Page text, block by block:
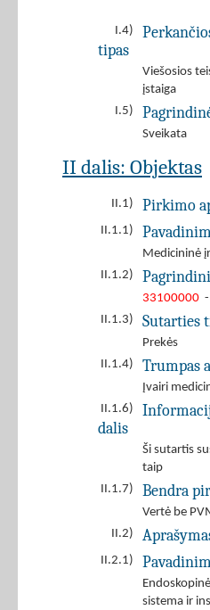
I.4)
tipas
Viešosios
įstaiga
I.5)
Sveikata
II dalis: Objektas
II.1) Pirkimo
II.1.1)
Medicininė
II.1.2)
33100000
II.1.3)
Sutarties
Prekės
II.1.4)
Trumpas
Įvairi
II.1.6)
dalis
Ši sutartis
taip
II.1.7)
Bendra
Vertė be
II.2)
II.2.1)
sistema ir